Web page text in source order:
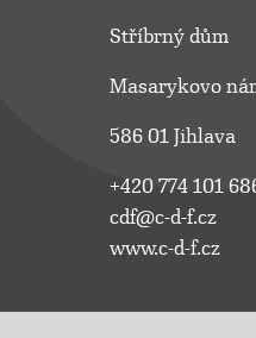
Stříbrný dům
Masarykovo
586 01 Jihlava
+420 774 101
cdf@c-d-f.cz
www.c-d-f.cz